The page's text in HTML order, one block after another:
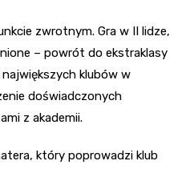
zwrotnym. Gra w II lidze,
– powrót do ekstraklasy
klubów w
doświadczonych
z akademii.
który poprowadzi klub